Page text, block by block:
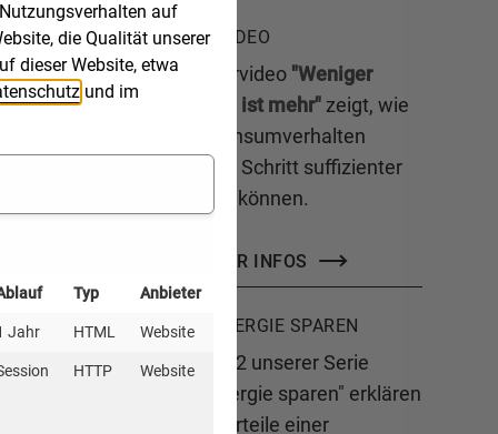
ERKLÄRVIDEO
Das Erklärvideo "Weniger
(Konsum) ist mehr"zeigt, wie
Sie ihr Konsumverhalten
Schritt für Schritt suffizienter
gestalten können.
MEHR INFOS
JETZT ENERGIE SPAREN
In Folge 12 unserer Serie
"Jetzt Energie sparen" erklären
wir die Vorteile einer
auf
die Qualität unserer
dieser Website, etwa
und im
Typ Anbieter
Jahr HTML Website
HTTP Website